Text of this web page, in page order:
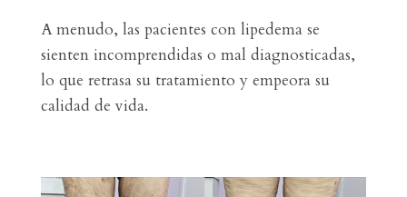
A menudo, las pacientes con lipedema se
sienten incomprendidas o mal diagnosticadas,
lo que retrasa su tratamiento y empeora su
calidad de vida.